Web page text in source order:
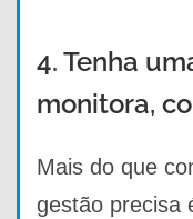
4. Tenha
monitora,
Mais do que
gestão precisa